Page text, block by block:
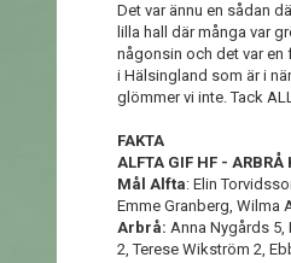
Det var ännu en sådan
lilla hall där många var
någonsin och det var
i Hälsingland som är i
glömmer vi inte. Tack
FAKTA
ALFTA GIF HF -
Mål Alfta: Elin
Emme Granberg, Wilma
Arbrå: Anna Nygårds 5,
2, Terese Wikström 2,